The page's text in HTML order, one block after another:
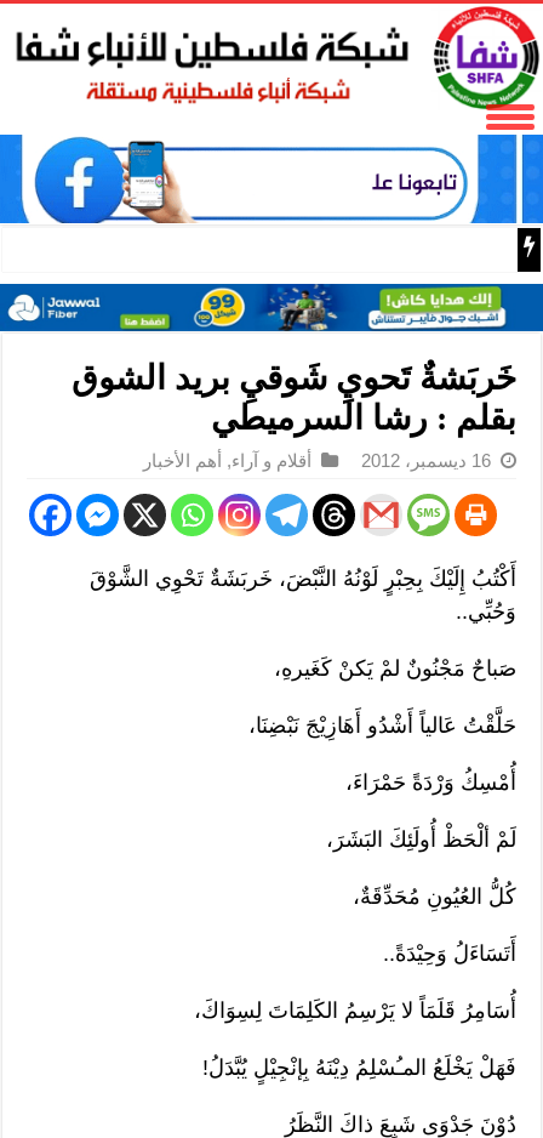
خَربَشةٌ تَحويِ شَوقيِ بريد الشوق
بقلم : رشا السرميطي
16 ديسمبر، 2012 أقلام و آراء, أهم الأخبار
أَكْتُبُ إِلَيْكَ بِحِبْرٍ لَوْنُهُ النَّبْضَ، خَربَشَةٌ تَحْوِي الشَّوْقَ
وَحُبِّي..
صَباحٌ مَجْنُونٌ لمْ يَكنْ كَغَيرهِ،
حَلَّقْتُ عَالياً أَشْدُو أَهَازِيْجَ نَبْضِنَا،
أُمْسِكُ وَرْدَةً حَمْرَاءَ،
لَمْ ألْحَظْ أُولَئِكَ البَشَرَ،
كُلُّ العُيُونِ مُحَدِّقَةٌ،
أَتَسَاءَلُ وَحِيْدَةً..
أُسَامِرُ قَلَمَاً لا يَرْسِمُ الكَلِمَاتَ لِسِوَاكَ،
فَهَلْ يَخْلَعُ المـُسْلِمُ دِيْنَهُ بِإنْجِيْلٍ يُبَّدَلُ!
دُوْنَ جَدْوَى شَبِعَ ذاكَ النَّظَرُ